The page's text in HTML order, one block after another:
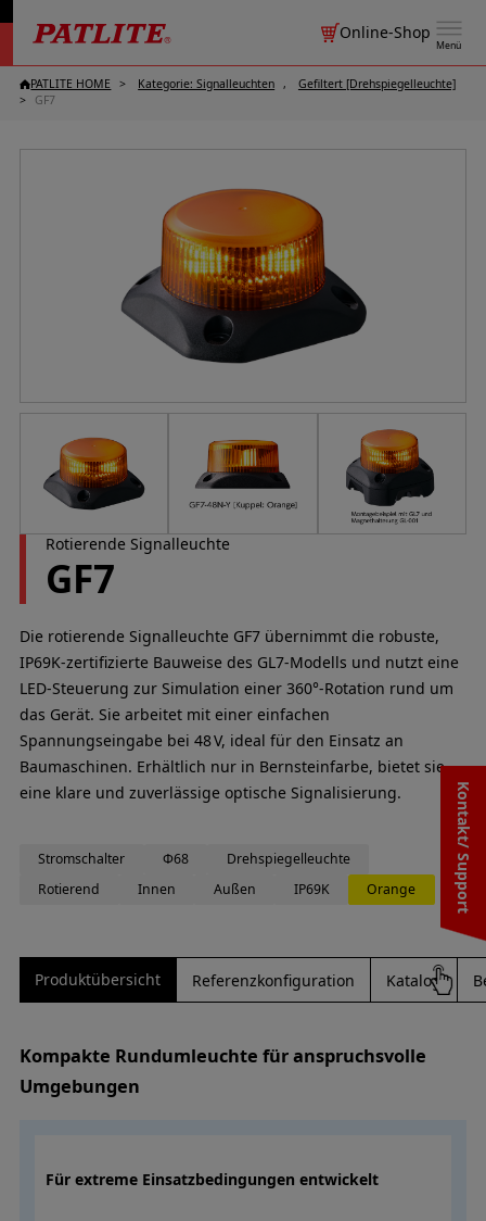
Menü
Online-Shop
Kontakt/ Support
PATLITE HOME Kategorie: Signalleuchten
Gefiltert [Drehspiegelleuchte]
GF7
Rotierende Signal­leuchte
GF7
Die rotierende Signalleuchte GF7 übernimmt die robuste,
IP69K-zertifizierte Bauweise des GL7-Modells und nutzt eine
LED-Steuerung zur Simulation einer 360°-Rotation rund um
das Gerät. Sie arbeitet mit einer einfachen
Spannungseingabe bei 48 V, ideal für den Einsatz an
Baumaschinen. Erhältlich nur in Bernsteinfarbe, bietet sie
eine klare und zuverlässige optische Signalisierung.
Stromschalter Φ68
Drehspiegelleuchte
Rotierend
Innen Außen IP69K Orange
Produktübersicht Referenzkonfiguration Katalog
Kompakte Rundumleuchte für anspruchsvolle
Umgebungen
Für extreme Einsatzbedingungen entwickelt